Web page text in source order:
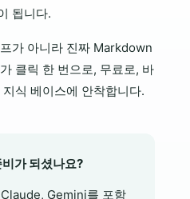
됩니다.
가 아니라 진짜 Markdown
클릭 한 번으로, 무료로, 바
식 베이스에 안착합니다.
가 되셨나요?
Gemini를 포함